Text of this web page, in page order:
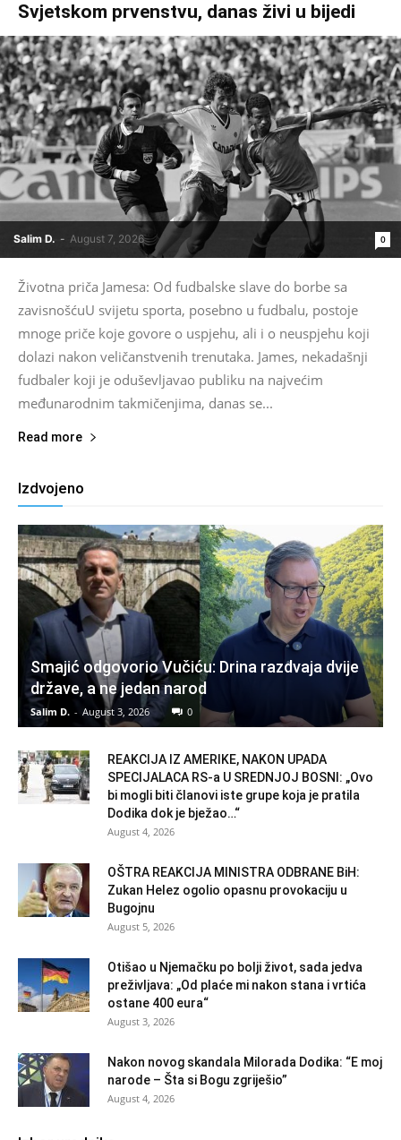
Svjetskom prvenstvu, danas živi u bijedi
Salim D. - August 7, 2026 0
Životna priča Jamesa: Od fudbalske slave do borbe sa
zavisnošćuU svijetu sporta, posebno u fudbalu, postoje
mnoge priče koje govore o uspjehu, ali i o neuspjehu koji
dolazi nakon veličanstvenih trenutaka. James, nekadašnji
fudbaler koji je oduševljavao publiku na najvećim
međunarodnim takmičenjima, danas se...
Read more
Izdvojeno
Smajić odgovorio Vučiću: Drina razdvaja dvije
države, a ne jedan narod
Salim D. - August 3, 2026 0
REAKCIJA IZ AMERIKE, NAKON UPADA
SPECIJALACA RS-a U SREDNJOJ BOSNI: „Ovo
bi mogli biti članovi iste grupe koja je pratila
Dodika dok je bježao…“
August 4, 2026
OŠTRA REAKCIJA MINISTRA ODBRANE BiH:
Zukan Helez ogolio opasnu provokaciju u
Bugojnu
August 5, 2026
Otišao u Njemačku po bolji život, sada jedva
preživljava: „Od plaće mi nakon stana i vrtića
ostane 400 eura“
August 3, 2026
Nakon novog skandala Milorada Dodika: “E moj
narode – Šta si Bogu zgriješio”
August 4, 2026